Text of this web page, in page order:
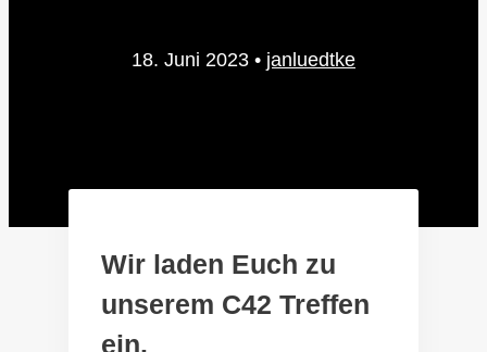
18. Juni 2023 • janluedtke
Wir laden Euch zu
unserem C42 Treffen
ein.